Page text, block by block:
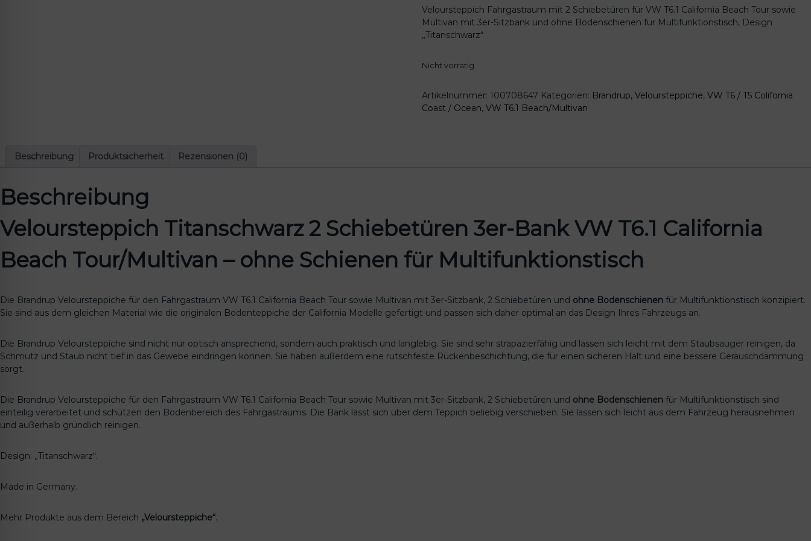
Veloursteppich Fahrgastraum mit 2 Schiebetüren für VW T6.1 California Beach Tour sowie
Multivan mit 3er-Sitzbank und ohne Bodenschienen für Multifunktionstisch, Design
„Titanschwarz“
Nicht vorrätig
Artikelnummer: 100708647 Kategorien: Brandrup, Veloursteppiche, VW T6 / T5 Colifornia
Coast / Ocean, VW T6.1 Beach/Multivan
Beschreibung Produktsicherheit Rezensionen (0)
Beschreibung
Veloursteppich Titanschwarz 2 Schiebetüren 3er-Bank VW T6.1 California
Beach Tour/Multivan – ohne Schienen für Multifunktionstisch
Die Brandrup Veloursteppiche für den Fahrgastraum VW T6.1 California Beach Tour sowie Multivan mit 3er-Sitzbank, 2 Schiebetüren und ohne Bodenschienen für Multifunktionstisch konzipiert.
Sie sind aus dem gleichen Material wie die originalen Bodenteppiche der California Modelle gefertigt und passen sich daher optimal an das Design Ihres Fahrzeugs an.
Die Brandrup Veloursteppiche sind nicht nur optisch ansprechend, sondern auch praktisch und langlebig. Sie sind sehr strapazierfähig und lassen sich leicht mit dem Staubsauger reinigen, da
Schmutz und Staub nicht tief in das Gewebe eindringen können. Sie haben außerdem eine rutschfeste Rückenbeschichtung, die für einen sicheren Halt und eine bessere Geräuschdämmung
sorgt.
Die Brandrup Veloursteppiche für den Fahrgastraum VW T6.1 California Beach Tour sowie Multivan mit 3er-Sitzbank, 2 Schiebetüren und ohne Bodenschienen für Multifunktionstisch sind
einteilig verarbeitet und schützen den Bodenbereich des Fahrgastraums. Die Bank lässt sich über dem Teppich beliebig verschieben. Sie lassen sich leicht aus dem Fahrzeug herausnehmen
und außerhalb gründlich reinigen.
Design: „Titanschwarz“.
Made in Germany.
Mehr Produkte aus dem Bereich „Veloursteppiche“.